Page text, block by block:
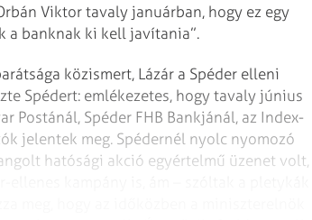
Viktor tavaly januárban, hogy ez egy
a banknak ki kell javítania”.
közismert, Lázár a Spéder elleni
Spédert: emlékezetes, hogy tavaly június
Spéder FHB Bankjánál, az Index-
jelentek meg. Spédernél nyolc nyomozó
hatósági akció egyértelmű üzenet volt,